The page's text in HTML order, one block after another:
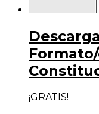
¡GRATIS!